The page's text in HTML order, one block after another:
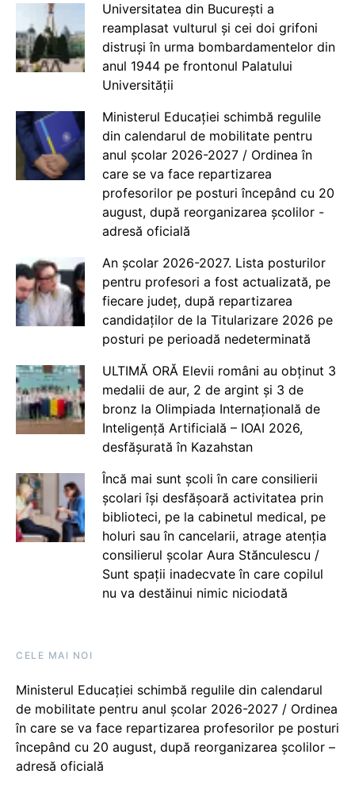
Universitatea din București a
reamplasat vulturul și cei doi grifoni
distruși în urma bombardamentelor din
anul 1944 pe frontonul Palatului
Universității
Ministerul Educației schimbă regulile
din calendarul de mobilitate pentru
anul școlar 2026-2027 / Ordinea în
care se va face repartizarea
profesorilor pe posturi începând cu 20
august, după reorganizarea școlilor -
adresă oficială
An școlar 2026-2027. Lista posturilor
pentru profesori a fost actualizată, pe
fiecare județ, după repartizarea
candidaților de la Titularizare 2026 pe
posturi pe perioadă nedeterminată
ULTIMĂ ORĂ Elevii români au obținut 3
medalii de aur, 2 de argint și 3 de
bronz la Olimpiada Internațională de
Inteligență Artificială – IOAI 2026,
desfășurată în Kazahstan
Încă mai sunt școli în care consilierii
școlari își desfășoară activitatea prin
biblioteci, pe la cabinetul medical, pe
holuri sau în cancelarii, atrage atenția
consilierul școlar Aura Stănculescu /
Sunt spații inadecvate în care copilul
nu va destăinui nimic niciodată
CELE MAI NOI
Ministerul Educației schimbă regulile din calendarul
de mobilitate pentru anul școlar 2026-2027 / Ordinea
în care se va face repartizarea profesorilor pe posturi
începând cu 20 august, după reorganizarea școlilor –
adresă oficială